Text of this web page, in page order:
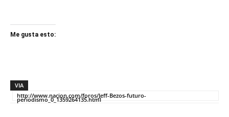
Me gusta esto:
VIA
http://www.nacion.com/foros/Jeff-Bezos-futuro-
periodismo_0_1359264135.html